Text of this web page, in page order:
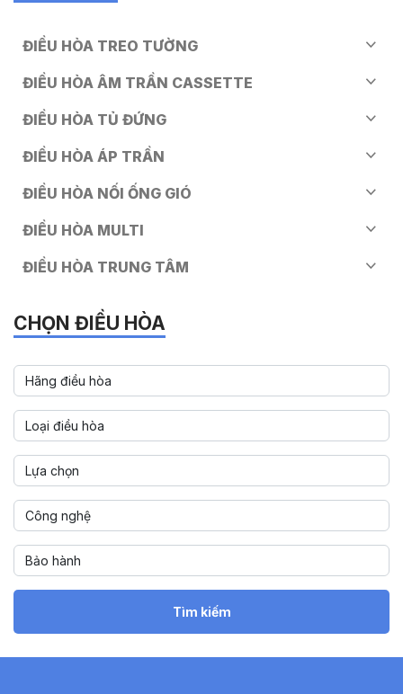
ĐIỀU HÒA TREO TƯỜNG
ĐIỀU HÒA ÂM TRẦN CASSETTE
ĐIỀU HÒA TỦ ĐỨNG
ĐIỀU HÒA ÁP TRẦN
ĐIỀU HÒA NỐI ỐNG GIÓ
ĐIỀU HÒA MULTI
ĐIỀU HÒA TRUNG TÂM
CHỌN ĐIỀU HÒA
Tìm kiếm